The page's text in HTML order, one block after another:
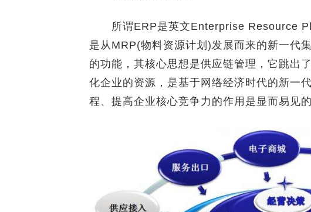
所谓ERP是英文Enterprise Resource
是从MRP(物料资源计划)发展而来的新一代
的功能，其核心思想是供应链管理，它跳出
化企业的资源，是基于网络经济时代的新一
程、提高企业核心竞争力的作用是显而易见的